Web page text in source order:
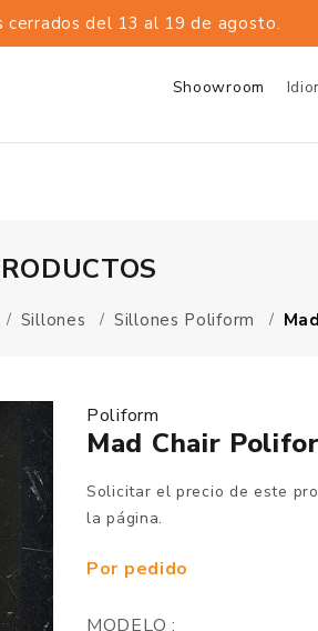
cerrados del 13 al 19 de agosto.
Shoowroom
Sillones Sillones Poliform
Poliform
Mad Chair
Solicitar el precio de este
la página.
Por pedido
MODELO :